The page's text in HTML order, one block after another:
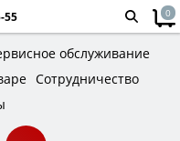
55 0
обслуживание
Сотрудничество